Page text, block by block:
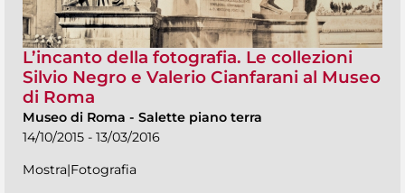
L’incanto della fotografia. Le collezioni
Silvio Negro e Valerio Cianfarani al Museo
di Roma
Museo di Roma - Salette piano terra
14/10/2015 - 13/03/2016
Mostra|Fotografia